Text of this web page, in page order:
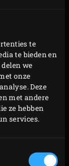
te
te bieden en
we
onze
Deze
met andere
ze hebben
services.
van
groenten
onze blog over